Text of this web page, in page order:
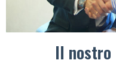
Il nostro